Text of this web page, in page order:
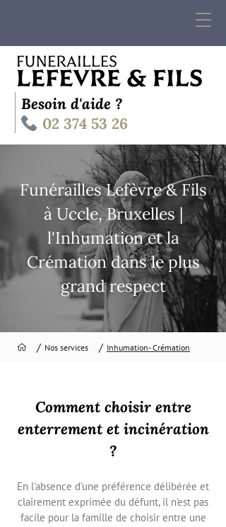
Besoin d'aide ?
02 374 53 26
Funérailles Lefèvre & Fils
à Uccle, Bruxelles |
l'Inhumation et la
Crémation dans le plus
grand respect
/ Nos services / Inhumation- Crémation
Comment choisir entre
enterrement et incinération
?
En l'absence d'une préférence délibérée et
clairement exprimée du défunt, il n'est pas
facile pour la famille de choisir entre une